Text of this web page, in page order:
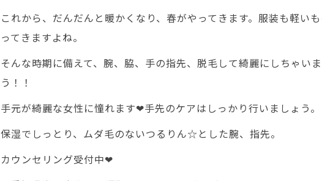
これから、だんだんと暖かくなり、春がやってきます。服装も軽い
ってきますよね。
そんな時期に備えて、腕、脇、手の指先、脱毛して綺麗にしちゃい
う！！
手元が綺麗な女性に憧れます❤手先のケアはしっかり行いましょう。
保湿でしっとり、ムダ毛のないつるりん☆とした腕、指先。
カウンセリング受付中❤